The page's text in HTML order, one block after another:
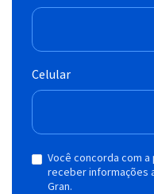
Celular
Você concorda com
receber informações
Gran.